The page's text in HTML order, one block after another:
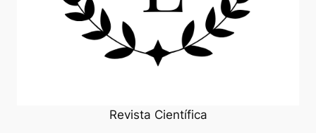
Revista Científica